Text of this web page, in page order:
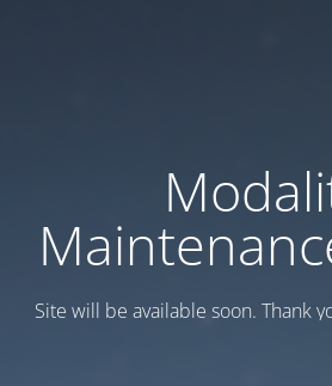
Site will be available soon. Thank